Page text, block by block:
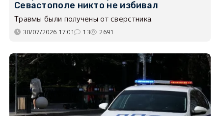
Севастополе никто не избивал
Травмы были получены от сверстника.
30/07/2026 17:01 13 2691